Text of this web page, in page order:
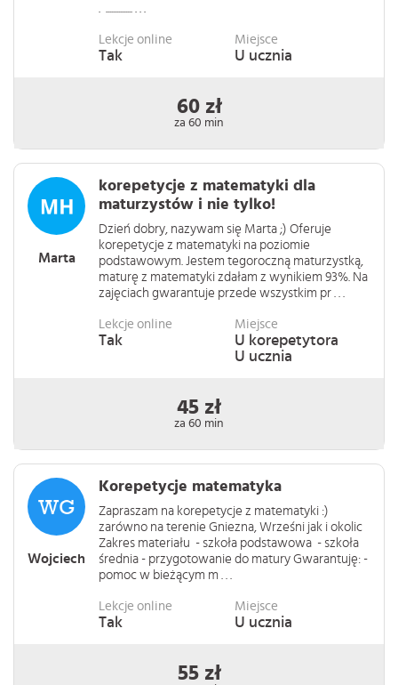
. ............... . . .
Lekcje online
Tak
Miejsce
U ucznia
60 zł
za 60 min
Marta
korepetycje z matematyki dla
maturzystów i nie tylko!
Dzień dobry, nazywam się Marta ;) Oferuje
korepetycje z matematyki na poziomie
podstawowym. Jestem tegoroczną maturzystką,
maturę z matematyki zdałam z wynikiem 93%. Na
zajęciach gwarantuje przede wszystkim pr . . .
Lekcje online
Tak
Miejsce
U korepetytora
U ucznia
45 zł
za 60 min
Wojciech
Korepetycje matematyka
Zapraszam na korepetycje z matematyki :)
zarówno na terenie Gniezna, Wrześni jak i okolic
Zakres materiału - szkoła podstawowa - szkoła
średnia - przygotowanie do matury Gwarantuję: -
pomoc w bieżącym m . . .
Lekcje online
Tak
Miejsce
U ucznia
55 zł